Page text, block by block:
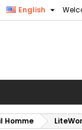
English 
Homme